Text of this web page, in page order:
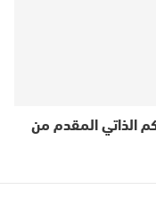
الذاتي المقدم من